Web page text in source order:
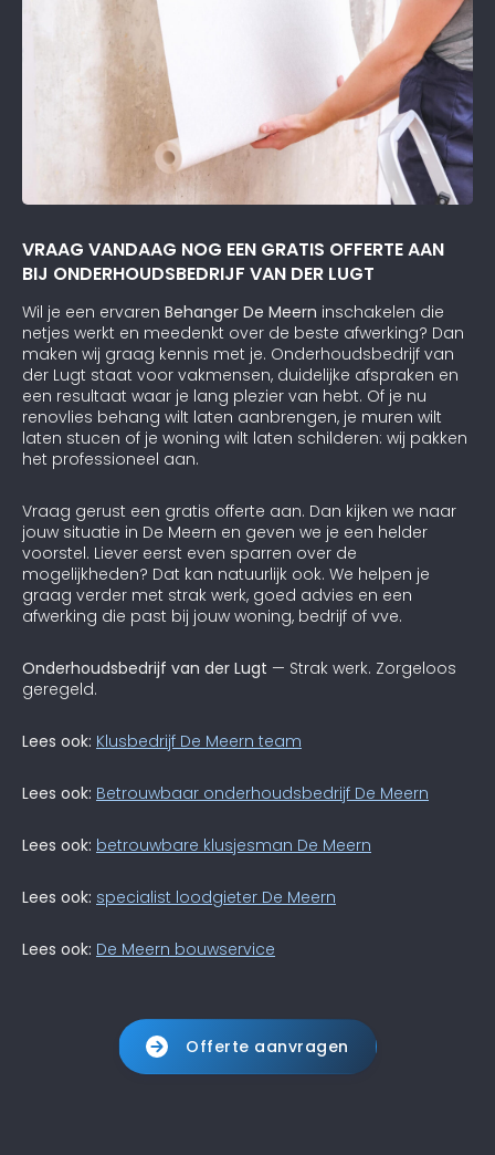
VRAAG VANDAAG NOG EEN GRATIS OFFERTE AAN
BIJ ONDERHOUDSBEDRIJF VAN DER LUGT
Wil je een ervaren Behanger De Meern inschakelen die
netjes werkt en meedenkt over de beste afwerking? Dan
maken wij graag kennis met je. Onderhoudsbedrijf van
der Lugt staat voor vakmensen, duidelijke afspraken en
een resultaat waar je lang plezier van hebt. Of je nu
renovlies behang wilt laten aanbrengen, je muren wilt
laten stucen of je woning wilt laten schilderen: wij pakken
het professioneel aan.
Vraag gerust een gratis offerte aan. Dan kijken we naar
jouw situatie in De Meern en geven we je een helder
voorstel. Liever eerst even sparren over de
mogelijkheden? Dat kan natuurlijk ook. We helpen je
graag verder met strak werk, goed advies en een
afwerking die past bij jouw woning, bedrijf of vve.
Onderhoudsbedrijf van der Lugt — Strak werk. Zorgeloos
geregeld.
Lees ook: Klusbedrijf De Meern team
Lees ook: Betrouwbaar onderhoudsbedrijf De Meern
Lees ook: betrouwbare klusjesman De Meern
Lees ook: specialist loodgieter De Meern
Lees ook: De Meern bouwservice
Offerte aanvragen